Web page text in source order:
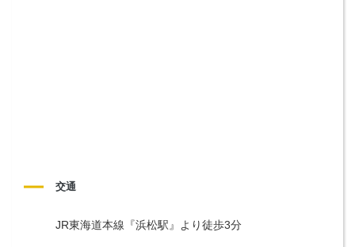
交通
JR東海道本線『浜松駅』より徒歩3分